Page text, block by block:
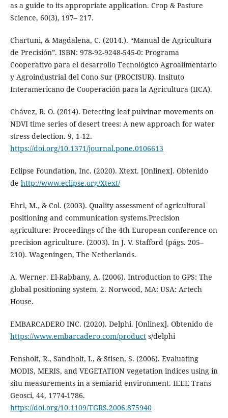
as a guide to its appropriate application. Crop & Pasture
Science, 60(3), 197– 217.
Chartuni, & Magdalena, C. (2014.). “Manual de Agricultura
de Precisión”. ISBN: 978-92-9248-545-0: Programa
Cooperativo para el desarrollo Tecnológico Agroalimentario
y Agroindustrial del Cono Sur (PROCISUR). Insituto
Interamericano de Cooperación para la Agricultura (IICA).
Chávez, R. O. (2014). Detecting leaf pulvinar movements on
NDVI time series of desert trees: A new approach for water
stress detection. 9, 1-12.
https://doi.org/10.1371/journal.pone.0106613
Eclipse Foundation, Inc. (2020). Xtext. [Onlinex]. Obtenido
de http://www.eclipse.org/Xtext/
Ehrl, M., & Col. (2003). Quality assessment of agricultural
positioning and communication systems.Precision
agriculture: Proceedings of the 4th European conference on
precision agriculture. (2003). In J. V. Stafford (págs. 205–
210). Wageningen, The Netherlands.
A. Werner. El-Rabbany, A. (2006). Introduction to GPS: The
global positioning system. 2. Norwood, MA: USA: Artech
House.
EMBARCADERO INC. (2020). Delphi. [Onlinex]. Obtenido de
https://www.embarcadero.com/products/delphi
Fensholt, R., Sandholt, I., & Stisen, S. (2006). Evaluating
MODIS, MERIS, and VEGETATION vegetation indices using in
situ measurements in a semiarid environment. IEEE Trans
Geosci, 44, 1774-1786.
https://doi.org/10.1109/TGRS.2006.875940